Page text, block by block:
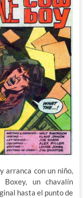
arranca con un niño,
Boxey, un chavalín
hasta el punto de